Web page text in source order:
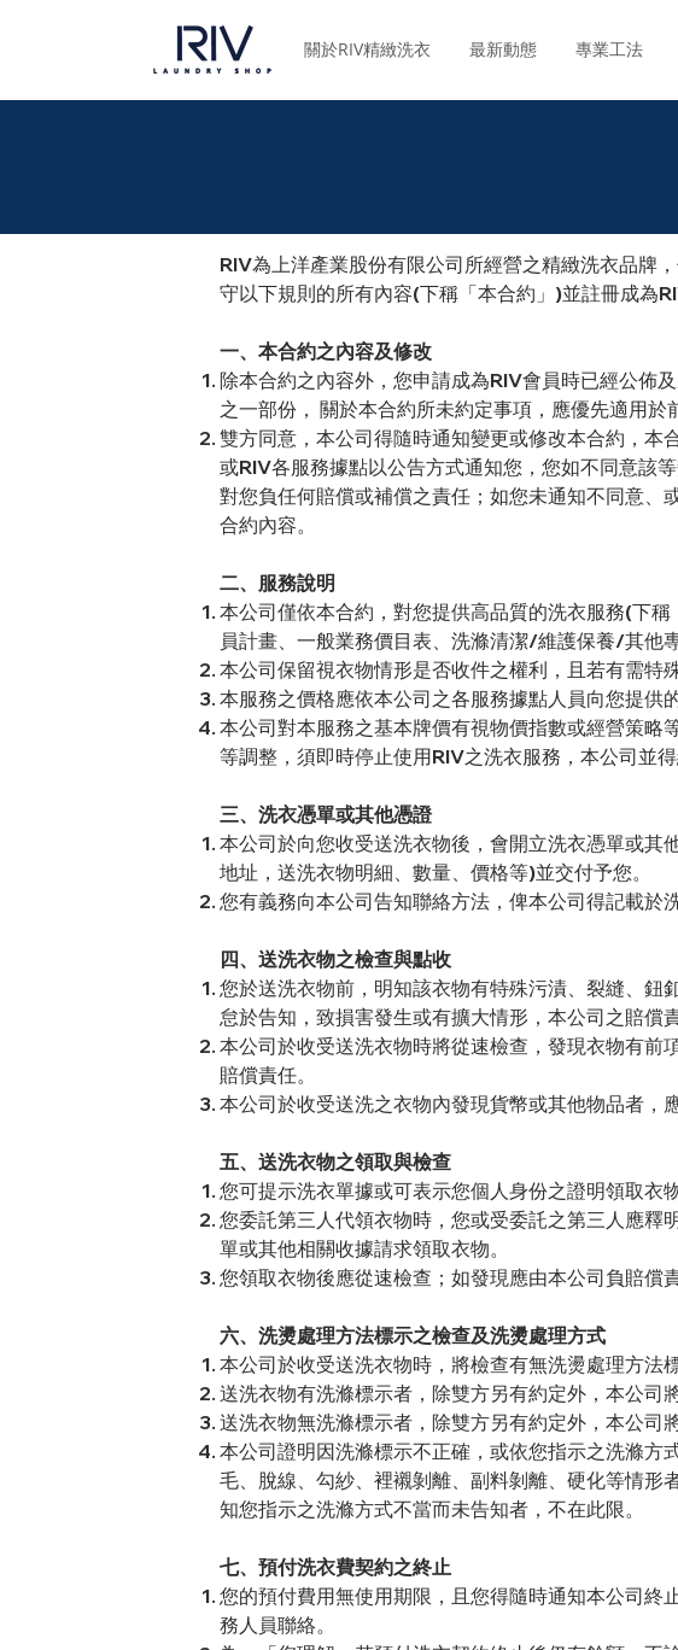
關於RIV精緻洗衣 最新動態 專業工法
RIV為上洋產業股份有限公司所經營之精緻洗衣品牌
守以下規則的所有內容(下稱「本合約」)並註冊成為
一、本合約之內容及修改
除本合約之內容外，您申請成為RIV會員時已經公佈
之一部份， 關於本合約所未約定事項，應優先適用
雙方同意，本公司得隨時通知變更或修改本合約，本
或RIV各服務據點以公告方式通知您，您如不同意該
對您負任何賠償或補償之責任；如您未通知不同意、
合約內容。
二、服務說明
本公司僅依本合約，對您提供高品質的洗衣服務(下
員計畫、一般業務價目表、洗滌清潔/維護保養/其他
本公司保留視衣物情形是否收件之權利，且若有需特
本服務之價格應依本公司之各服務據點人員向您提供
本公司對本服務之基本牌價有視物價指數或經營策
等調整，須即時停止使用RIV之洗衣服務，本公司並
三、洗衣憑單或其他憑證
本公司於向您收受送洗衣物後，會開立洗衣憑單或其
地址，送洗衣物明細、數量、價格等)並交付予您。
您有義務向本公司告知聯絡方法，俾本公司得記載於
四、送洗衣物之檢查與點收
您於送洗衣物前，明知該衣物有特殊污漬、裂縫、鈕
怠於告知，致損害發生或有擴大情形，本公司之賠償
本公司於收受送洗衣物時將從速檢查，發現衣物有前
賠償責任。
本公司於收受送洗之衣物內發現貨幣或其他物品者，
五、送洗衣物之領取與檢查
您可提示洗衣單據或可表示您個人身份之證明領取衣物
您委託第三人代領衣物時，您或受委託之第三人應
單或其他相關收據請求領取衣物。
您領取衣物後應從速檢查；如發現應由本公司負賠償
六、洗燙處理方法標示之檢查及洗燙處理方式
本公司於收受送洗衣物時，將檢查有無洗燙處理方法
送洗衣物有洗滌標示者，除雙方另有約定外，本公司
送洗衣物無洗滌標示者，除雙方另有約定外，本公司
本公司證明因洗滌標示不正確，或依您指示之洗滌方
毛、脫線、勾紗、裡襯剝離、副料剝離、硬化等情形
知您指示之洗滌方式不當而未告知者，不在此限。
七、預付洗衣費契約之終止
您的預付費用無使用期限，且您得隨時通知本公司終
務人員聯絡。